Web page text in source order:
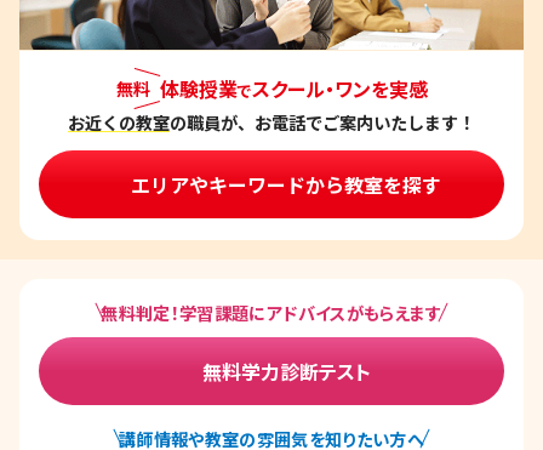
無料 体験授業でスクール・ワンを実感
お近くの教室の職員が、お電話でご案内いたします！
エリアやキーワードから教室を探す
無料判定！学習課題にアドバイスがもらえます
無料学力診断テスト
講師情報や教室の雰囲気を知りたい方へ